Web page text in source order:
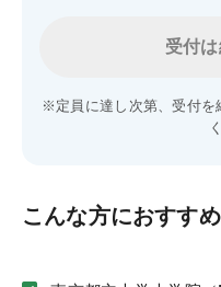
過去のガイダンス・説明会
デジタルパンフレット
受付
※定員に達し次第、受付を
こんな方におすすめ